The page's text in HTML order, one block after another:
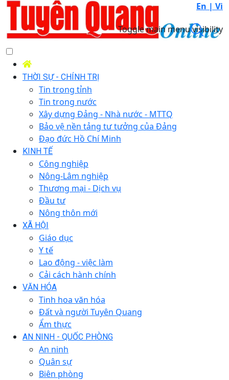
En | Vi
Toggle main menu visibility
THỜI SỰ - CHÍNH TRỊ
Tin trong tỉnh
Tin trong nước
Xây dựng Đảng - Nhà nước - MTTQ
Bảo vệ nền tảng tư tưởng của Đảng
Đạo đức Hồ Chí Minh
KINH TẾ
Công nghiệp
Nông-Lâm nghiệp
Thương mại - Dịch vụ
Đầu tư
Nông thôn mới
XÃ HỘI
Giáo dục
Y tế
Lao động - việc làm
Cải cách hành chính
VĂN HÓA
Tinh hoa văn hóa
Đất và người Tuyên Quang
Ẩm thực
AN NINH - QUỐC PHÒNG
An ninh
Quân sự
Biên phòng